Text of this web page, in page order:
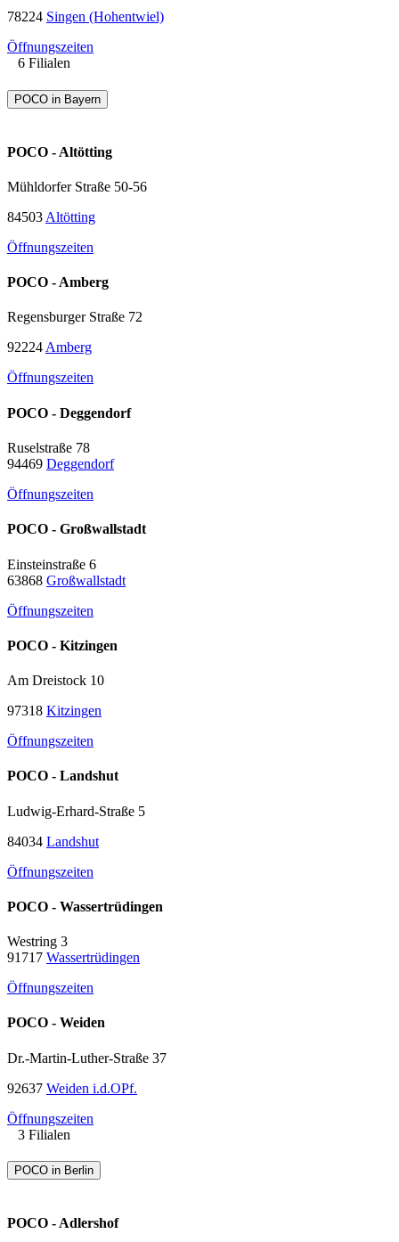
78224 Singen (Hohentwiel)
Öffnungszeiten
6 Filialen
POCO in Bayern
POCO - Altötting
Mühldorfer Straße 50-56
84503 Altötting
Öffnungszeiten
POCO - Amberg
Regensburger Straße 72
92224Amberg
Öffnungszeiten
POCO - Deggendorf
Ruselstraße 78
94469 Deggendorf
Öffnungszeiten
POCO - Großwallstadt
Einsteinstraße 6
63868 Großwallstadt
Öffnungszeiten
POCO - Kitzingen
Am Dreistock 10
97318 Kitzingen
Öffnungszeiten
POCO - Landshut
Ludwig-Erhard-Straße 5
84034 Landshut
Öffnungszeiten
POCO - Wassertrüdingen
Westring 3
91717 Wassertrüdingen
Öffnungszeiten
POCO - Weiden
Dr.-Martin-Luther-Straße 37
92637 Weiden i.d.OPf.
Öffnungszeiten
3 Filialen
POCO in Berlin
POCO - Adlershof